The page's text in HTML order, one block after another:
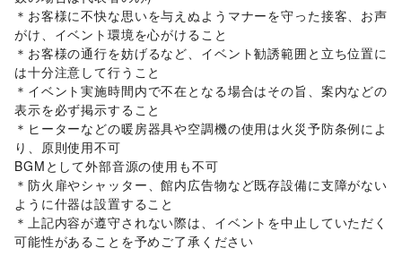
園芸・ガーデニング /花・盆栽・ドライフラワー/
犬・猫・ペット/日用雑貨/食器・陶磁器
その他インテリア・生活雑貨
生活サービス
携帯キャリア・格安SIM インターネット・プロバイダ/
電気・ガス/ウォーターサーバー/
ハウスクリーニング・家事代行 /定期宅配
リサイクル雑貨・古本/買取査定・金券/
ギフト・プレゼント
冠婚葬祭/資格・習い事
住宅（購入・賃貸）/たばこ/修理・メンテナンス
就職・転職・求人
その他生活サービス
金融サービス
クレジットカード/保険/銀行/住宅ローン/証券・FX/
不動産投資/その他金融サービス
＊お客様に不快な思いを与えぬようマナーを守った接客、お声
がけ、イベント環境を心がけること
＊お客様の通行を妨げるなど、イベント勧誘範囲と立ち位置に
は十分注意して行うこと
＊イベント実施時間内で不在となる場合はその旨、案内などの
表示を必ず掲示すること
＊ヒーターなどの暖房器具や空調機の使用は火災予防条例によ
り、原則使用不可
BGMとして外部音源の使用も不可
＊防火扉やシャッター、館内広告物など既存設備に支障がない
ように什器は設置すること
＊上記内容が遵守されない際は、イベントを中止していただく
可能性があることを予めご了承ください